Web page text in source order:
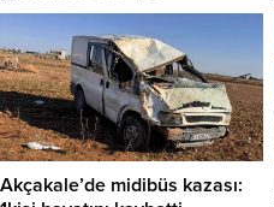
Kadın ve Aile Hizmetleri Daire
Başkanlığı öncülüğünde
gerçekleştirilençalışmalar
kapsamında, kadına yönelik
şiddetle mücadele ve kadın
girişimciliğinin
desteklenmesiamacıyla iki ayrı
eğitim düzenlendi. Kadına Yönelik
Şiddetle Mücadele Eğitimi, Kadın
Akçakale’de midibüs kazası: